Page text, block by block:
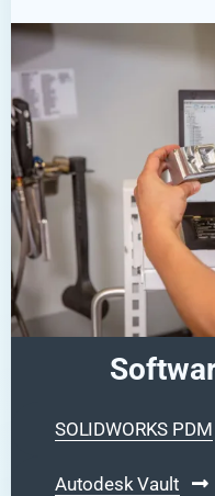
SOLIDWORKS PDM
Autodesk Vault